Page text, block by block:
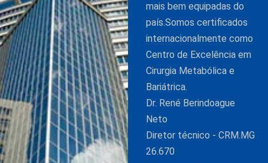
mais bem equipadas do
país.Somos certificados
internacionalmente como
Centro de Excelência em
Cirurgia Metabólica e
Bariátrica.
Dr. René Berindoague
Neto
Diretor técnico - CRM.MG
26.670